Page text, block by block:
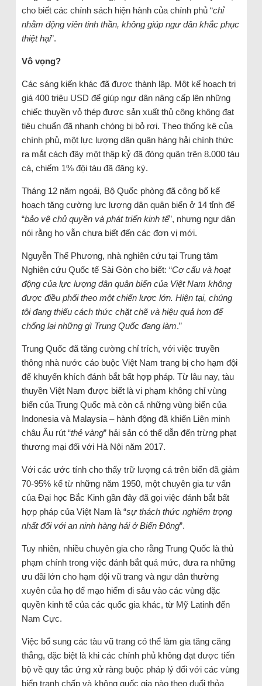
cho biết các chính sách hiện hành của chính phủ “chỉ
nhằm động viên tinh thần, không giúp ngư dân khắc phục
thiệt hại”.
Vô vọng?
Các sáng kiến ​​khác đã được thành lập. Một kế hoạch trị
giá 400 triệu USD để giúp ngư dân nâng cấp lên những
chiếc thuyền vỏ thép được sản xuất thủ công không đạt
tiêu chuẩn đã nhanh chóng bị bỏ rơi. Theo thống kê của
chính phủ, một lực lượng dân quân hàng hải chính thức
ra mắt cách đây một thập kỷ đã đóng quân trên 8.000 tàu
cá, chiếm 1% đội tàu đã đăng ký.
Tháng 12 năm ngoái, Bộ Quốc phòng đã công bố kế
hoạch tăng cường lực lượng dân quân biển ở 14 tỉnh để
“bảo vệ chủ quyền và phát triển kinh tế”, nhưng ngư dân
nói rằng họ vẫn chưa biết đến các đơn vị mới.
Nguyễn Thế Phương, nhà nghiên cứu tại Trung tâm
Nghiên cứu Quốc tế Sài Gòn cho biết: “Cơ cấu và hoạt
động của lực lượng dân quân biển của Việt Nam không
được điều phối theo một chiến lược lớn. Hiện tại, chúng
tôi đang thiếu cách thức chặt chẽ và hiệu quả hơn để
chống lại những gì Trung Quốc đang làm.”
Trung Quốc đã tăng cường chỉ trích, với việc truyền
thông nhà nước cáo buộc Việt Nam trang bị cho hạm đội
để khuyến khích đánh bắt bất hợp pháp. Từ lâu nay, tàu
thuyền Việt Nam được biết là vi phạm không chỉ vùng
biển của Trung Quốc mà còn cả những vùng biển của
Indonesia và Malaysia – hành động đã khiến Liên minh
châu Âu rút “thẻ vàng” hải sản có thể dẫn đến trừng phạt
thương mại đối với Hà Nội năm 2017.
Với các ước tính cho thấy trữ lượng cá trên biển đã giảm
70-95% kể từ những năm 1950, một chuyên gia tư vấn
của Đại học Bắc Kinh gần đây đã gọi việc đánh bắt bất
hợp pháp của Việt Nam là “sự thách thức nghiêm trọng
nhất đối với an ninh hàng hải ở Biển Đông”.
Tuy nhiên, nhiều chuyên gia cho rằng Trung Quốc là thủ
phạm chính trong việc đánh bắt quá mức, đưa ra những
ưu đãi lớn cho hạm đội vũ trang và ngư dân thường
xuyên của họ để mạo hiểm đi sâu vào các vùng đặc
quyền kinh tế của các quốc gia khác, từ Mỹ Latinh đến
Nam Cực.
Việc bổ sung các tàu vũ trang có thể làm gia tăng căng
thẳng, đặc biệt là khi các chính phủ không đạt được tiến
bộ về quy tắc ứng xử ràng buộc pháp lý đối với các vùng
biển tranh chấp và không quốc gia nào theo đuổi thỏa